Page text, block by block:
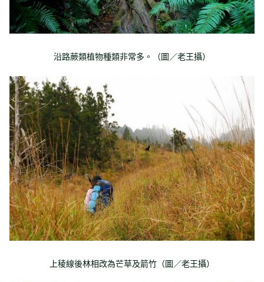
沿路蕨類植物種類非常多。（圖／老王攝）
上稜線後林相改為芒草及箭竹（圖／老王攝）